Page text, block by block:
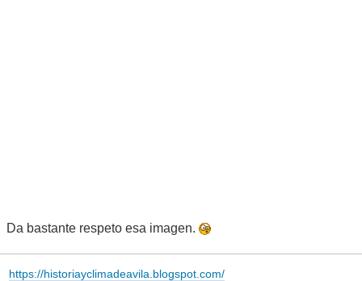
Da bastante respeto esa imagen.
https://historiayclimadeavila.blogspot.com/